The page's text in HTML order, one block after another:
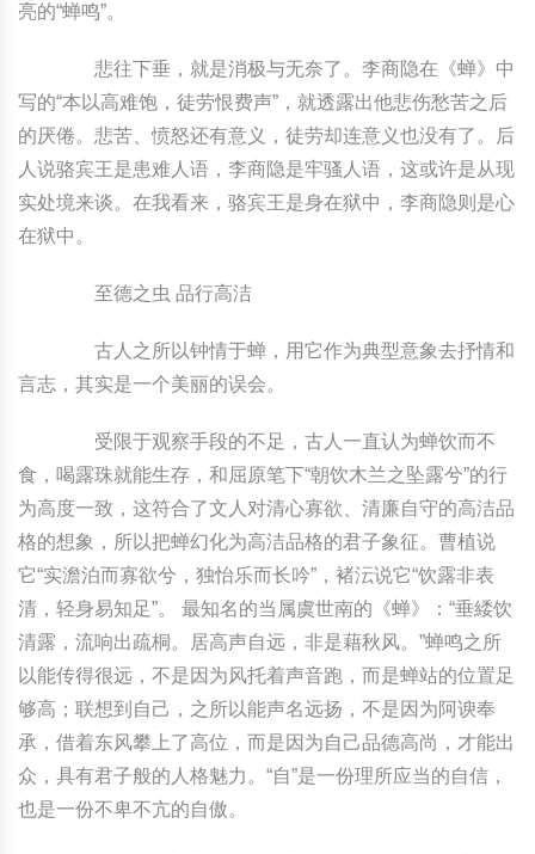
亮的“蝉鸣”。
悲往下垂，就是消极与无奈了。李商隐在《蝉》中
写的“本以高难饱，徒劳恨费声”，就透露出他悲伤愁苦之后
的厌倦。悲苦、愤怒还有意义，徒劳却连意义也没有了。后
人说骆宾王是患难人语，李商隐是牢骚人语，这或许是从现
实处境来谈。在我看来，骆宾王是身在狱中，李商隐则是心
在狱中。
至德之虫 品行高洁
古人之所以钟情于蝉，用它作为典型意象去抒情和
言志，其实是一个美丽的误会。
受限于观察手段的不足，古人一直认为蝉饮而不
食，喝露珠就能生存，和屈原笔下“朝饮木兰之坠露兮”的行
为高度一致，这符合了文人对清心寡欲、清廉自守的高洁品
格的想象，所以把蝉幻化为高洁品格的君子象征。曹植说
它“实澹泊而寡欲兮，独怡乐而长吟”，褚沄说它“饮露非表
清，轻身易知足”。 最知名的当属虞世南的《蝉》：“垂緌饮
清露，流响出疏桐。居高声自远，非是藉秋风。”蝉鸣之所
以能传得很远，不是因为风托着声音跑，而是蝉站的位置足
够高；联想到自己，之所以能声名远扬，不是因为阿谀奉
承，借着东风攀上了高位，而是因为自己品德高尚，才能出
众，具有君子般的人格魅力。“自”是一份理所应当的自信，
也是一份不卑不亢的自傲。